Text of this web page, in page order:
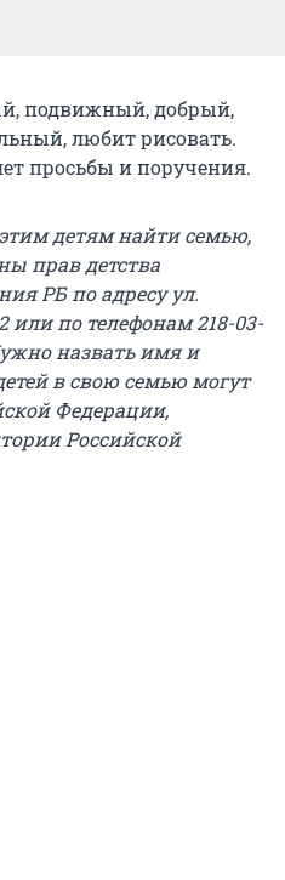
подвижный, добрый,
любит рисовать.
просьбы и поручения.
детям найти семью,
прав детства
РБ по адресу ул.
или по телефонам 218-03-
назвать имя и
в свою семью могут
Федерации,
Российской